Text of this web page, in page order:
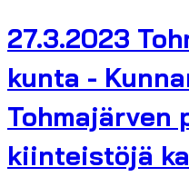
27.3.2023
kunta -
Tohmajärven
kiinteistöjä